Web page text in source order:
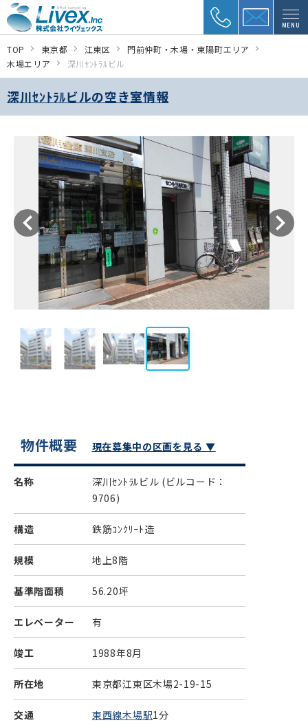
MENU
TOP 東京都 江東区
門前仲町・木場・東陽町エリア
木場エリア
深川ｾﾝﾄﾗﾙビル
深川ｾﾝﾄﾗﾙビルの空き室情報
物件概要 現在募集中の区画を見る ▼
名称 深川ｾﾝﾄﾗﾙビル (ビルコード：
9706)
構造 鉄筋ｺﾝｸﾘｰﾄ造
規模 地上8階
基準階面積 56.20坪
エレベーター 有
竣工 1988年8月
所在地 東京都江東区木場2-19-15
交通 東西線木場駅1分